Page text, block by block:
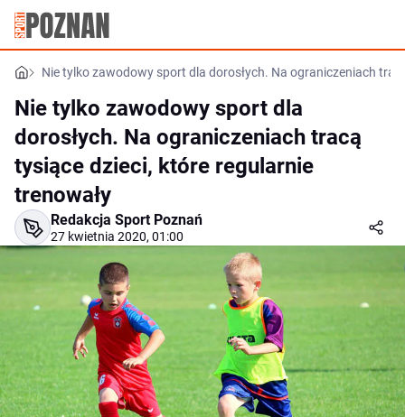
Nie tylko zawodowy sport dla dorosłych. Na ograniczeniach
Nie tylko zawodowy sport dla
dorosłych. Na ograniczeniach tracą
tysiące dzieci, które regularnie
trenowały
Redakcja Sport Poznań
27 kwietnia 2020, 01:00